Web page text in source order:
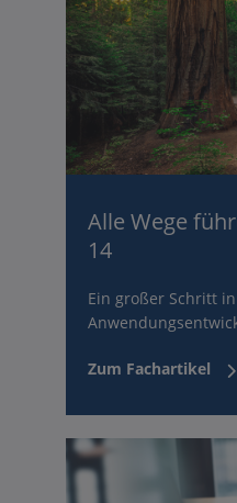
Alle Wege
14
Ein großer Schritt
Zum Fachartikel